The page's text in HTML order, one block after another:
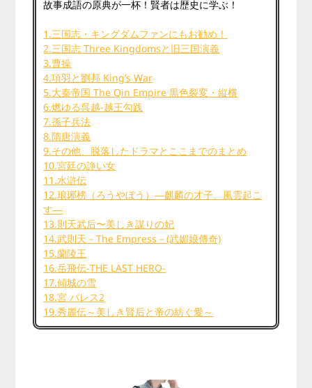
故事成語の原典が一杯！賢者は歴史に学ぶ！
1.三国志・キングダムファンにもお勧め！
2.三国志 Three Kingdomsと旧三国演義
3.曹操
4.項羽と劉邦 King’s War
5.大秦帝国 The Qin Empire 黒色裂変・縦横
6.燃ゆる呉越-越王勾践
7.孫子兵法
8.隋唐演義
9.その他、脱落したドラマとここまでのまとめ
10.宮廷の諍い女
11.水滸伝
12.琅琊榜（ろうやぼう）―麒麟の才子、風雲起こ
す―
13.則天武后〜美しき謀りの妃
14.武則天－The Empress－(武媚娘傳奇)
15.蘭陵王
16.岳飛伝-THE LAST HERO-
17.傾城の雪
18.宮 パレス2
19.秀麗伝～美しき賢后と帝の紡ぐ愛～